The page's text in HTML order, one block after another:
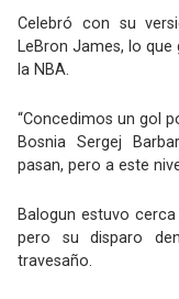
Celebró con su
LeBron James, lo
la NBA.
“Concedimos un gol
Bosnia Sergej
pasan, pero a este
Balogun estuvo
pero su disparo
travesaño.